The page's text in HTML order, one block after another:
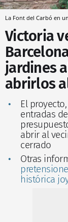
La Font del Carbó en
Victoria
jardines
abrirlos
El
entradas
abrir al
cerrado
Otras
histórica